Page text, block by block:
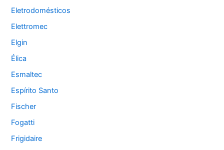
Eletrodomésticos
Elettromec
Elgin
Élica
Esmaltec
Espírito Santo
Fischer
Fogatti
Frigidaire